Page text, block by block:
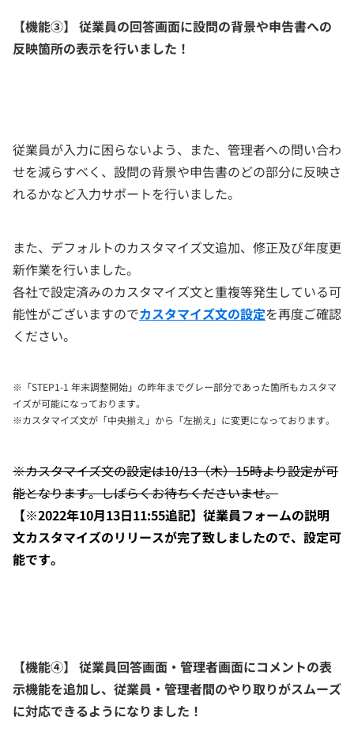
【機能③】 従業員の回答画面に設問の背景や申告書への
反映箇所の表示を行いました！
従業員が入力に困らないよう、また、管理者への問い合わ
せを減らすべく、設問の背景や申告書のどの部分に反映さ
れるかなど入力サポートを行いました。
また、デフォルトのカスタマイズ文追加、修正及び年度更
新作業を行いました。
各社で設定済みのカスタマイズ文と重複等発生している可
能性がございますのでカスタマイズ文の設定を再度ご確認
ください。
※「STEP1-1 年末調整開始」の昨年までグレー部分であった箇所もカスタマ
イズが可能になっております。
※カスタマイズ文が「中央揃え」から「左揃え」に変更になっております。
※カスタマイズ文の設定は10/13（木）15時より設定が可
能となります。しばらくお待ちくださいませ。
【※2022年10月13日11:55追記】従業員フォームの説明
文カスタマイズのリリースが完了致しましたので、設定可
能です。
【機能④】 従業員回答画面・管理者画面にコメントの表
示機能を追加し、従業員・管理者間のやり取りがスムーズ
に対応できるようになりました！